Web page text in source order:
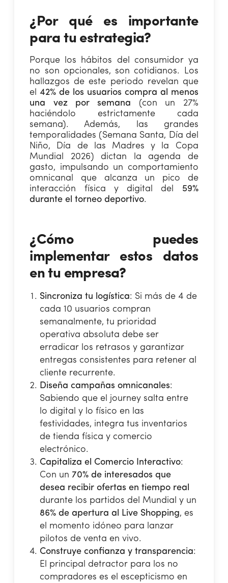
¿Por qué es importante
para tu estrategia?
Porque los hábitos del consumidor ya
no son opcionales, son cotidianos. Los
hallazgos de este periodo revelan que
el42% de los usuarios compra al menos
una vez por semana (con un 27%
haciéndolo estrictamente cada
semana). Además, las grandes
temporalidades (Semana Santa, Día del
Niño, Día de las Madres y la Copa
Mundial 2026) dictan la agenda de
gasto, impulsando un comportamiento
omnicanal que alcanza un pico de
interacción física y digital del 59%
durante el torneo deportivo.
¿Cómo puedes
implementar estos datos
en tu empresa?
Sincroniza tu logística: Si más de 4 de
cada 10 usuarios compran
semanalmente, tu prioridad
operativa absoluta debe ser
erradicar los retrasos y garantizar
entregas consistentes para retener al
cliente recurrente.
Diseña campañas omnicanales:
Sabiendo que el journey salta entre
lo digital y lo físico en las
festividades, integra tus inventarios
de tienda física y comercio
electrónico.
Capitaliza el Comercio Interactivo:
Con un 70% de interesados que
desea recibir ofertas en tiempo real
durante los partidos del Mundial y un
86% de apertura al Live Shopping, es
el momento idóneo para lanzar
pilotos de venta en vivo.
Construye confianza y transparencia:
El principal detractor para los no
compradores es el escepticismo en